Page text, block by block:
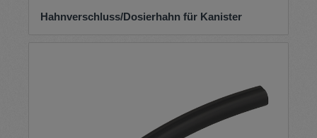
Hahnverschluss/Dosierhahn für Kanister